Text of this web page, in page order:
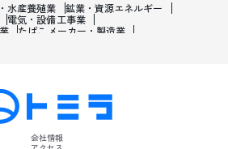
水産養殖業
鉱業・資源エネルギー
電気・設備工事業
たばこメーカー・製造業
ー・製造業
業
ー・製造業
カー・製造業
化粧品メーカー・製造業
ャンプー・リンスメーカー・製造業
メーカー・製造業
剃り用化粧品メーカー・製造業
メーカー・製造業
会社情報